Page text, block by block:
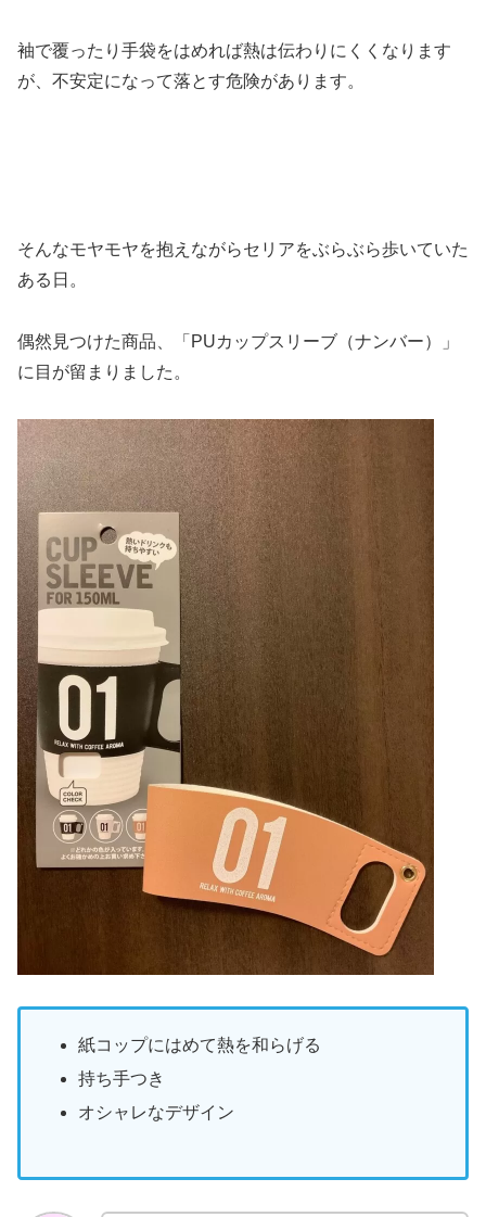
袖で覆ったり手袋をはめれば熱は伝わりにくくなります
が、不安定になって落とす危険があります。
そんなモヤモヤを抱えながらセリアをぶらぶら歩いていた
ある日。
偶然見つけた商品、「PUカップスリーブ（ナンバー）」
に目が留まりました。
紙コップにはめて熱を和らげる
持ち手つき
オシャレなデザイン